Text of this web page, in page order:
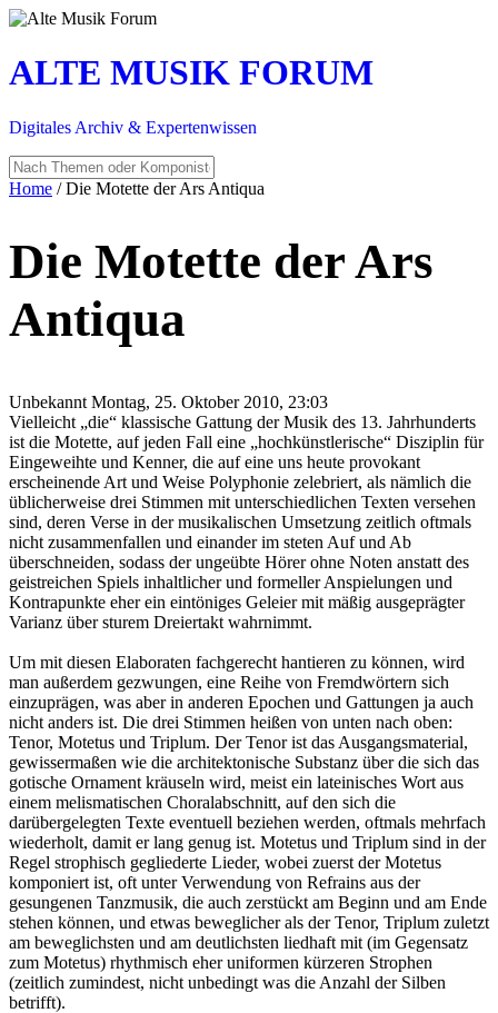
ALTE MUSIK FORUM
Digitales Archiv & Expertenwissen
Home / Die Motette der Ars Antiqua
Die Motette der Ars
Antiqua
Unbekannt Montag, 25. Oktober 2010, 23:03
Vielleicht „die“ klassische Gattung der Musik des 13. Jahrhunderts
ist die Motette, auf jeden Fall eine „hochkünstlerische“ Disziplin für
Eingeweihte und Kenner, die auf eine uns heute provokant
erscheinende Art und Weise Polyphonie zelebriert, als nämlich die
üblicherweise drei Stimmen mit unterschiedlichen Texten versehen
sind, deren Verse in der musikalischen Umsetzung zeitlich oftmals
nicht zusammenfallen und einander im steten Auf und Ab
überschneiden, sodass der ungeübte Hörer ohne Noten anstatt des
geistreichen Spiels inhaltlicher und formeller Anspielungen und
Kontrapunkte eher ein eintöniges Geleier mit mäßig ausgeprägter
Varianz über sturem Dreiertakt wahrnimmt.
Um mit diesen Elaboraten fachgerecht hantieren zu können, wird
man außerdem gezwungen, eine Reihe von Fremdwörtern sich
einzuprägen, was aber in anderen Epochen und Gattungen ja auch
nicht anders ist. Die drei Stimmen heißen von unten nach oben:
Tenor, Motetus und Triplum. Der Tenor ist das Ausgangsmaterial,
gewissermaßen wie die architektonische Substanz über die sich das
gotische Ornament kräuseln wird, meist ein lateinisches Wort aus
einem melismatischen Choralabschnitt, auf den sich die
darübergelegten Texte eventuell beziehen werden, oftmals mehrfach
wiederholt, damit er lang genug ist. Motetus und Triplum sind in der
Regel strophisch gegliederte Lieder, wobei zuerst der Motetus
komponiert ist, oft unter Verwendung von Refrains aus der
gesungenen Tanzmusik, die auch zerstückt am Beginn und am Ende
stehen können, und etwas beweglicher als der Tenor, Triplum zuletzt
am beweglichsten und am deutlichsten liedhaft mit (im Gegensatz
zum Motetus) rhythmisch eher uniformen kürzeren Strophen
(zeitlich zumindest, nicht unbedingt was die Anzahl der Silben
betrifft).